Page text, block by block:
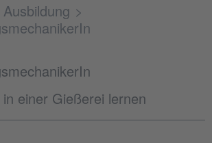
Ausbildung
einer Gießerei lernen